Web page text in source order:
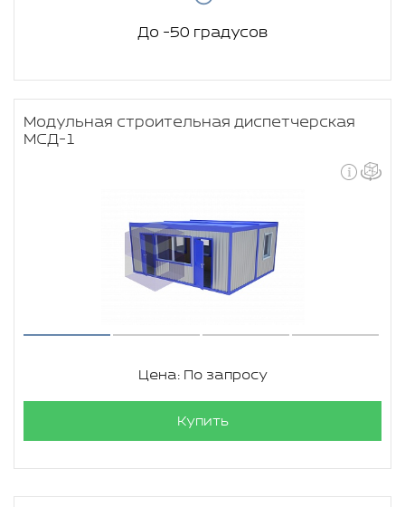
До -50 градусов
Модульная строительная диспетчерская
МСД-1
Цена: По запросу
Купить